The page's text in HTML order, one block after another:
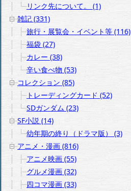
リンク先について。 (1)
雑記 (331)
旅行・展覧会・イベント等 (116)
福袋 (27)
カレー (38)
辛い食べ物 (53)
コレクション (85)
トレーディングカード (52)
SDガンダム (23)
SF小説 (14)
幼年期の終り（ドラマ版） (3)
アニメ・漫画 (816)
アニメ映画 (55)
グルメ漫画 (32)
四コマ漫画 (33)